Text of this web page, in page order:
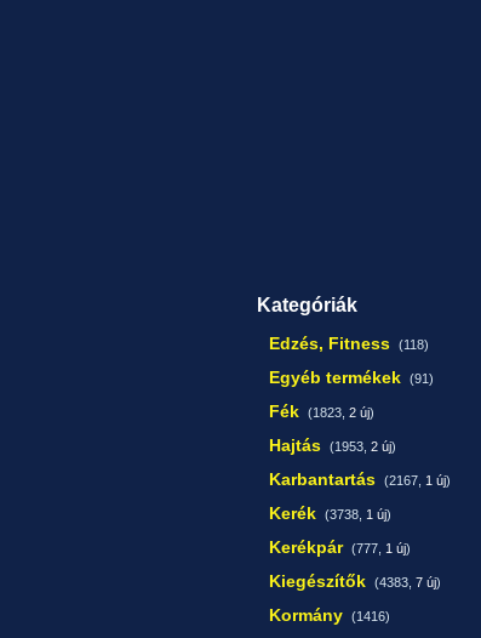
Kategóriák
Edzés, Fitness (118)
Egyéb termékek (91)
Fék (1823, 2 új)
Hajtás (1953, 2 új)
Karbantartás (2167, 1 új)
Kerék (3738, 1 új)
Kerékpár (777, 1 új)
Kiegészítők (4383, 7 új)
Kormány (1416)